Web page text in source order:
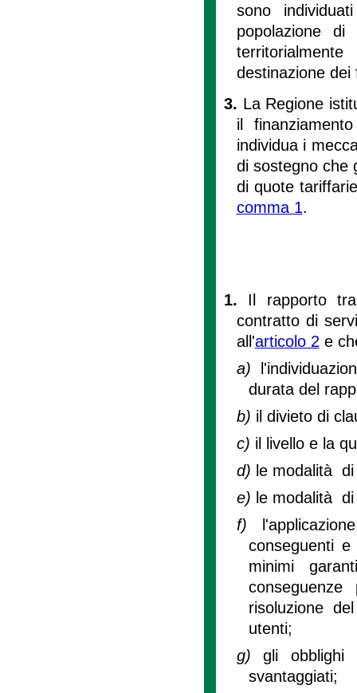
sono
popolazione
destinazione
3. La Regione
il
individua i
di sostegno che
di quote
comma 1.
1. Il rapporto
contratto di
all'articolo 2 e
a)
durata del
b) il divieto di
c) il livello e la
d) le modalità
e) le modalità
f)
conseguenti
minimi
risoluzione
utenti;
g)gli obblighi
svantaggiati;